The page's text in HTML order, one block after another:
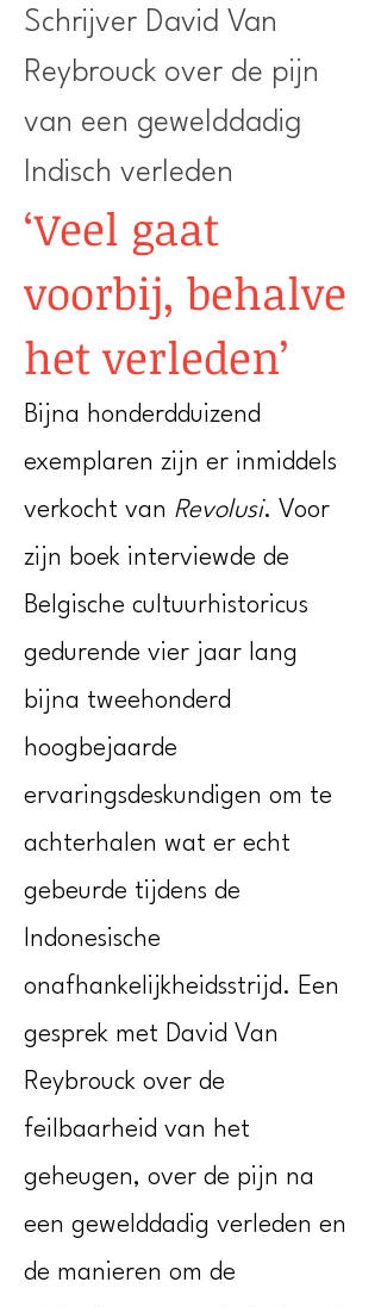
Schrijver David Van
Reybrouck over de pijn
van een gewelddadig
Indisch verleden
‘Veel gaat
voorbij, behalve
het verleden’
Bijna honderdduizend
exemplaren zijn er inmiddels
verkocht van Revolusi. Voor
zijn boek interviewde de
Belgische cultuurhistoricus
gedurende vier jaar lang
bijna tweehonderd
hoogbejaarde
ervaringsdeskundigen om te
achterhalen wat er echt
gebeurde tijdens de
Indonesische
onafhankelijkheidsstrijd. Een
gesprek met David Van
Reybrouck over de
feilbaarheid van het
geheugen, over de pijn na
een gewelddadig verleden en
de manieren om de